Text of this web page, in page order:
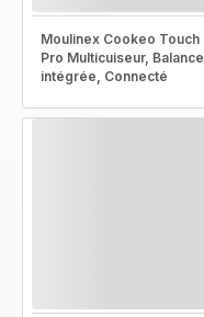
Moulinex Cookeo Touch
Pro Multicuiseur, Balance
intégrée, Connecté